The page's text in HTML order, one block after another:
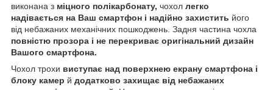
виконана з міцного полікарбонату, чохол легко
надівається на Ваш смартфон і надійно захистить його
від небажаних механічних пошкоджень. Задня частина чохла
повністю прозора і не перекриває оригінальний дизайн
Вашого смартфона.
Чохол трохи виступає над поверхнею екрану смартфона і
блоку камер й додатково захищає від небажаних